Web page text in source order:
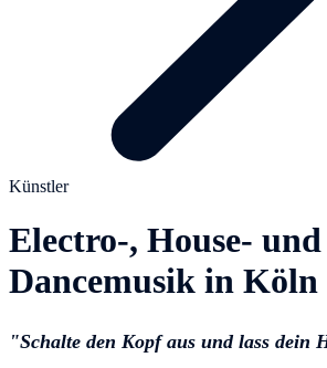
Künstler
Electro-, House- und
Dancemusik in Köln
"Schalte den Kopf aus und lass dein